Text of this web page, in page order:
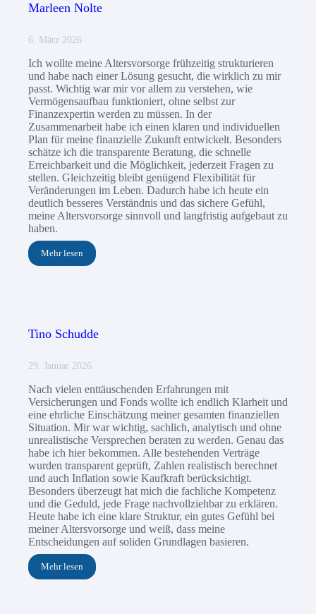
Marleen Nolte
6. März 2026
Ich wollte meine Altersvorsorge frühzeitig strukturieren
und habe nach einer Lösung gesucht, die wirklich zu mir
passt. Wichtig war mir vor allem zu verstehen, wie
Vermögensaufbau funktioniert, ohne selbst zur
Finanzexpertin werden zu müssen. In der
Zusammenarbeit habe ich einen klaren und individuellen
Plan für meine finanzielle Zukunft entwickelt. Besonders
schätze ich die transparente Beratung, die schnelle
Erreichbarkeit und die Möglichkeit, jederzeit Fragen zu
stellen. Gleichzeitig bleibt genügend Flexibilität für
Veränderungen im Leben. Dadurch habe ich heute ein
deutlich besseres Verständnis und das sichere Gefühl,
meine Altersvorsorge sinnvoll und langfristig aufgebaut zu
haben.
Mehr lesen
Tino Schudde
29. Januar 2026
Nach vielen enttäuschenden Erfahrungen mit
Versicherungen und Fonds wollte ich endlich Klarheit und
eine ehrliche Einschätzung meiner gesamten finanziellen
Situation. Mir war wichtig, sachlich, analytisch und ohne
unrealistische Versprechen beraten zu werden. Genau das
habe ich hier bekommen. Alle bestehenden Verträge
wurden transparent geprüft, Zahlen realistisch berechnet
und auch Inflation sowie Kaufkraft berücksichtigt.
Besonders überzeugt hat mich die fachliche Kompetenz
und die Geduld, jede Frage nachvollziehbar zu erklären.
Heute habe ich eine klare Struktur, ein gutes Gefühl bei
meiner Altersvorsorge und weiß, dass meine
Entscheidungen auf soliden Grundlagen basieren.
Mehr lesen